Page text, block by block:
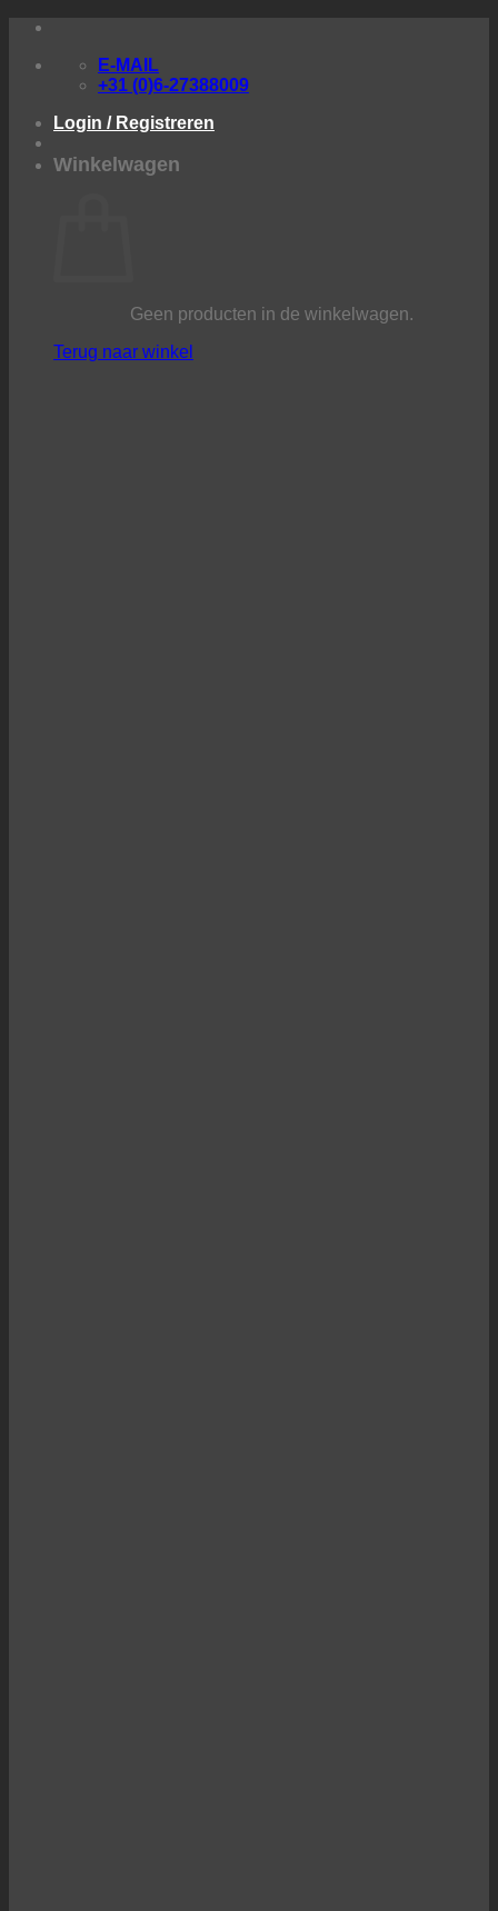
inhoud
E-MAIL
+31 (0)6-27388009
Login / Registreren
Winkelwagen
Geen producten in de winkelwagen.
Terug naar winkel